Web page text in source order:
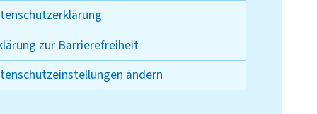
zur Barrierefreiheit
ändern